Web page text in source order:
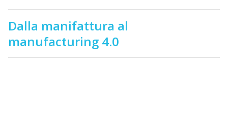
Dalla manifattura al
manufacturing 4.0